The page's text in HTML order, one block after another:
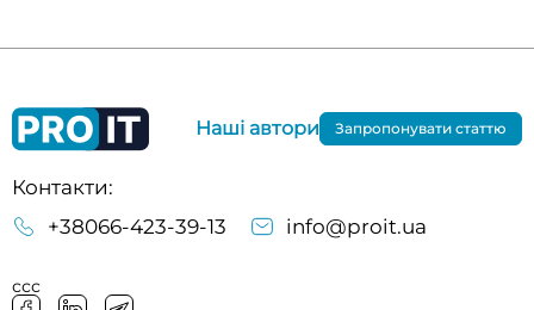
Контакти:
+38066-423-39-13
info@proit.ua
ссс
Наші автори Запропонувати статтю